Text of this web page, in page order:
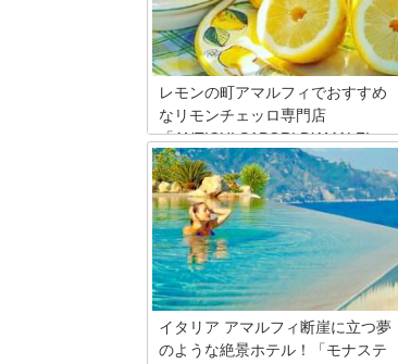
レモンの町アマルフィでおすすめ
なリモンチェッロ専門店
「ANTICHI SAPORI D’AMALFI」
お土産にも人気！
イタリアを代表する、レモンの産地とし
ても知られるアマルフィ海岸。 南イタリ
アではこのレモンを使ったお酒「リモン
チェッロ」が有名で、食後によく飲まれ
ています。 そんな南イタリアを代表する
お酒 リモンチェッロ。 アマルフィにあ
る素敵なリモンチェッロ専門店をご紹介
します。
イタリア アマルフィ断崖に立つ夢
のような絶景ホテル！「モナステ